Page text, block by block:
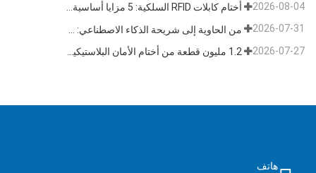
أختام كابلات RFID السلكية: 5 مزايا أساسية تدفع تحول الشحن العالمي نحو الأمن الذكي في عام 2026 2026-08-04
2026-07-31
2026-07-27
هاتف